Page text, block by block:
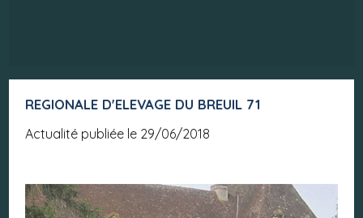
REGIONALE D'ELEVAGE DU BREUIL 71
Actualité publiée le 29/06/2018